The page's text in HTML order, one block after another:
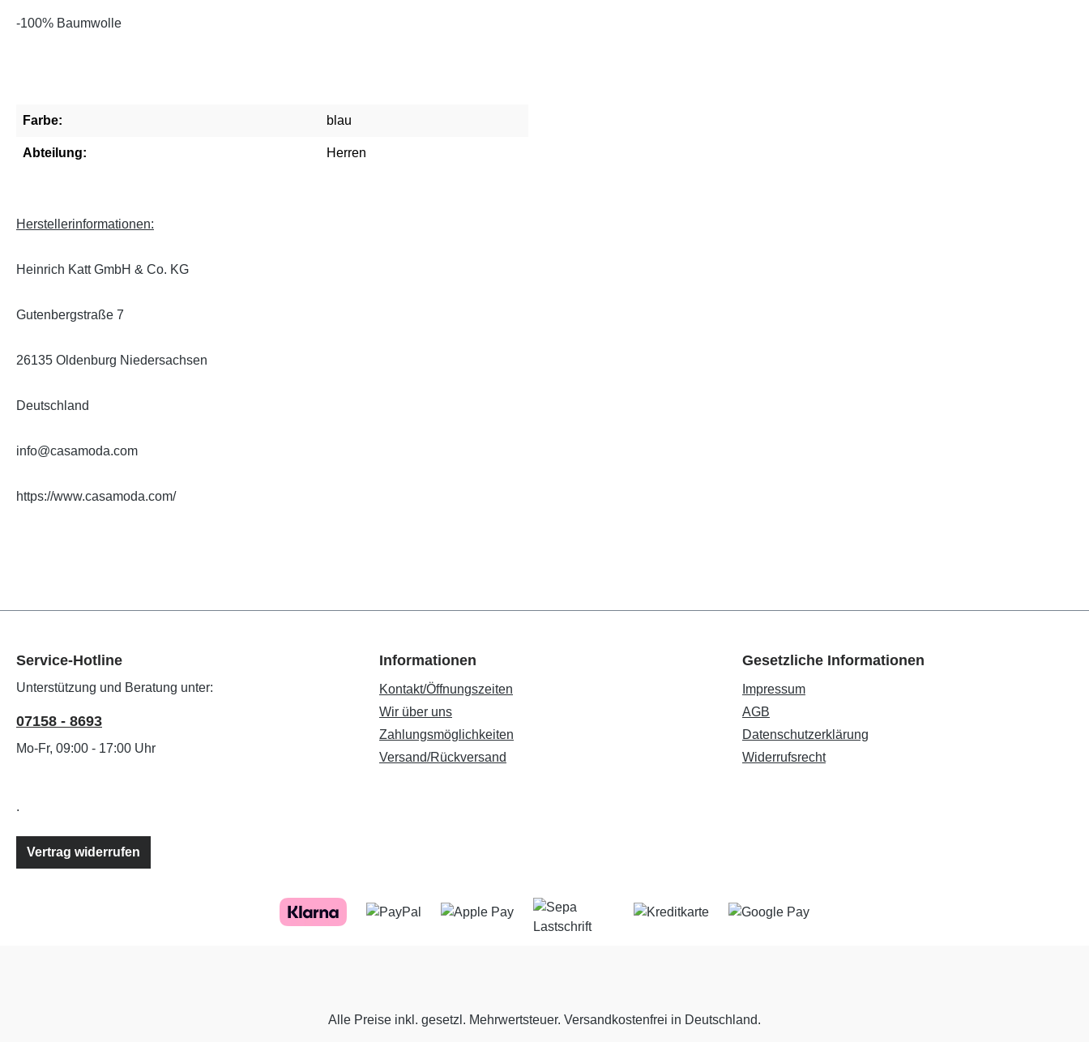
-100% Baumwolle
Farbe: blau
Abteilung: Herren
Herstellerinformationen:
Heinrich Katt GmbH & Co. KG
Gutenbergstraße 7
26135 Oldenburg Niedersachsen
Deutschland
info@casamoda.com
https://www.casamoda.com/
Service-Hotline
Unterstützung und Beratung unter:
07158 - 8693
Mo-Fr, 09:00 - 17:00 Uhr
.
Vertrag widerrufen
Informationen
Kontakt/Öffnungszeiten
Wir über uns
Zahlungsmöglichkeiten
Versand/Rückversand
Gesetzliche Informationen
Impressum
AGB
Datenschutzerklärung
Widerrufsrecht
Alle Preise inkl. gesetzl. Mehrwertsteuer. Versandkostenfrei in Deutschland.